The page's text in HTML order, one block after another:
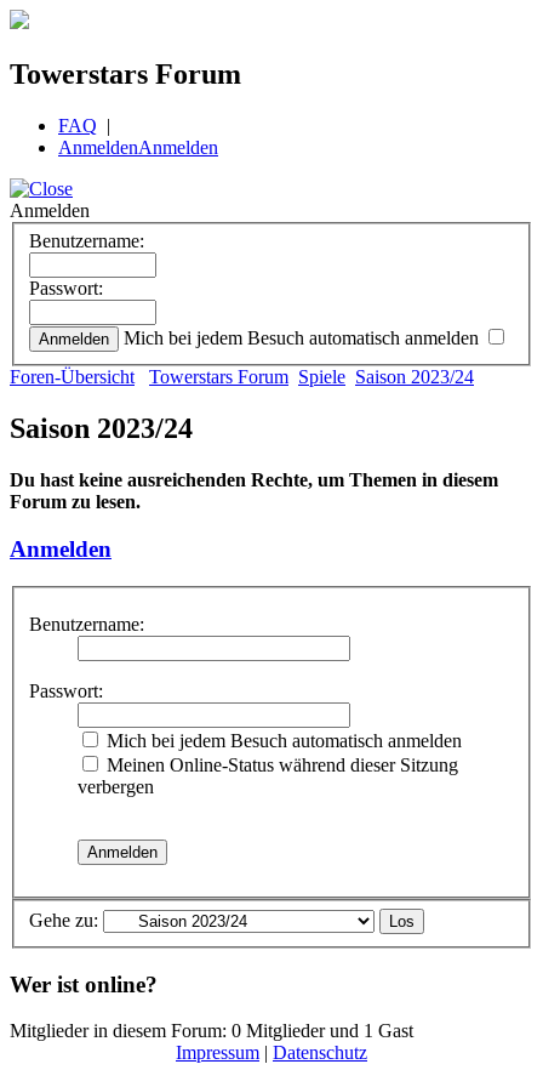
Towerstars Forum
FAQ |
AnmeldenAnmelden
Anmelden
Benutzername:
Passwort:
Mich bei jedem Besuch automatisch anmelden
Foren-Übersicht
Towerstars Forum Spiele Saison 2023/24
Saison 2023/24
Du hast keine ausreichenden Rechte, um Themen in diesem
Forum zu lesen.
Anmelden
Benutzername:
Passwort:
Mich bei jedem Besuch automatisch anmelden
Meinen Online-Status während dieser Sitzung
verbergen
Gehe zu:
Wer ist online?
Mitglieder in diesem Forum: 0 Mitglieder und 1 Gast
Impressum | Datenschutz